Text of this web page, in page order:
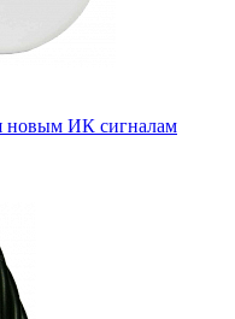
новым ИК сигналам